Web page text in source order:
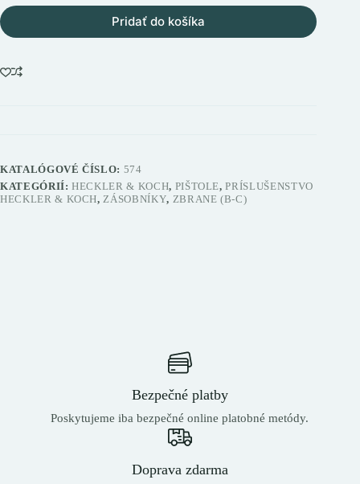
Pridať do košíka
KATALÓGOVÉ ČÍSLO: 574
KATEGÓRIÍ:HECKLER & KOCH, PIŠTOLE,PRÍSLUŠENSTVO
HECKLER & KOCH, ZÁSOBNÍKY, ZBRANE (B-C)
Bezpečné platby
Poskytujeme iba bezpečné online platobné metódy.
Doprava zdarma